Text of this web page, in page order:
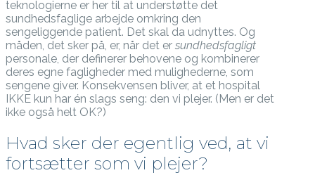
teknologierne er her til at understøtte det
sundhedsfaglige arbejde omkring den
sengeliggende patient. Det skal da udnyttes. Og
måden, det sker på, er, når det er sundhedsfagligt
personale, der definerer behovene og kombinerer
deres egne fagligheder med mulighederne, som
sengene giver. Konsekvensen bliver, at et hospital
IKKE kun har én slags seng: den vi plejer. (Men er det
ikke også helt OK?)
Hvad sker der egentlig ved, at vi
fortsætter som vi plejer?